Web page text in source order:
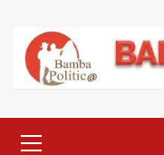
contenido
principal